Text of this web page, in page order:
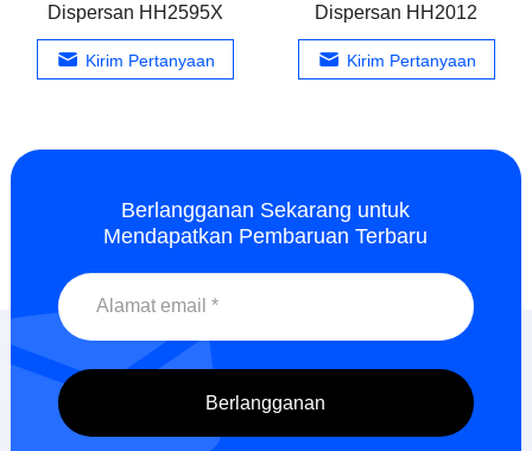
Dispersan HH2595X
Kirim Pertanyaan
Dispersan HH2012
Kirim Pertanyaan
Berlangganan Sekarang untuk
Mendapatkan Pembaruan Terbaru